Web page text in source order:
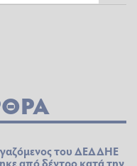
του ΔΕΔΔΗΕ